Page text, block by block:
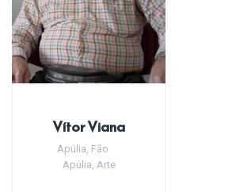
Vítor Viana
Apúlia, Fão
Apúlia, Arte